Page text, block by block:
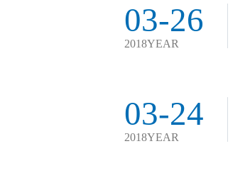
03-26
2018YEAR
03-24
2018YEAR